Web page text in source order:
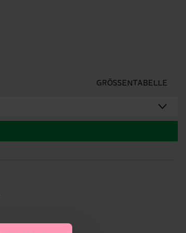
GRÖSSENTABELLE